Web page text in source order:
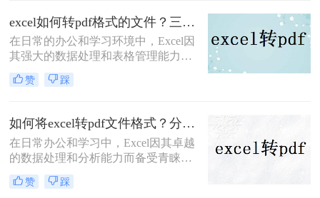
意更改，还是为了更方便地分享和打
印，将Excel转换为PDF都是一个实用
的技能。那么如何将Excel转换成PDF
呢？下面详细介绍几种将Excel转换为
PDF的方法。
excel如何转pdf格式的文件？三招教你轻松转换！
在日常的办公和学习环境中，Excel因
其强大的数据处理和表格管理能力，
成为了不可或缺的工具。然而，在需
要将数据分享给没有Excel软件的用
转换为PDF格式成为了一个常见的需
求。PDF格式以其跨平台兼容性好、
格式固定、不易被篡改等特点，非常
适合用于这些场景。那么excel如何转
pdf格式的文件呢？本文将详细介绍几
种将Excel文件转换为PDF格式的方
赞 踩
如何将excel转pdf文件格式？分享三种实用操作方法！
在日常办公和学习中，Excel因其卓越
的数据处理和分析能力而备受青睐。
然而，在需要将Excel表格以固定格式
分享、打印或存档时，PDF格式因其
赞 踩